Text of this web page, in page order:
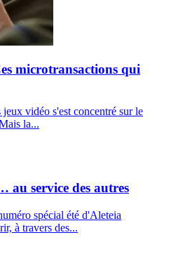
microtransactions qui
vidéo s'est concentré sur le
la...
au service des autres
spécial été d'Aleteia
à travers des...